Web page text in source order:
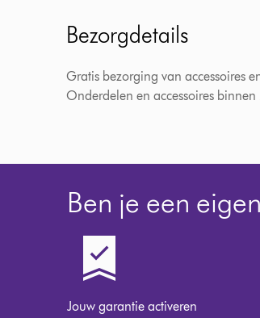
Bezorgdetails
Gratis bezorging van accessoires
Onderdelen en accessoires
Ben je een
Jouw garantie activeren